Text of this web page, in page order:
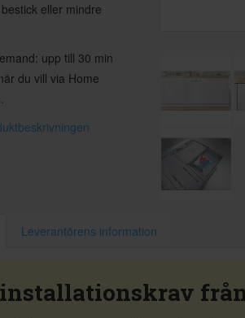
eller mindre
upp till 30 min
du vill via Home
Leverantörens information
från